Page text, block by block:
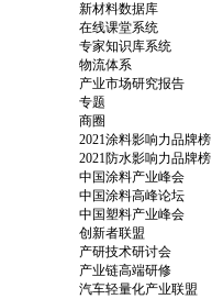
新材料数据库
在线课堂系统
专家知识库系统
物流体系
产业市场研究报告
专题
商圈
2021涂料影响力品牌榜
2021防水影响力品牌榜
中国涂料产业峰会
中国涂料高峰论坛
中国塑料产业峰会
创新者联盟
产研技术研讨会
产业链高端研修
汽车轻量化产业联盟